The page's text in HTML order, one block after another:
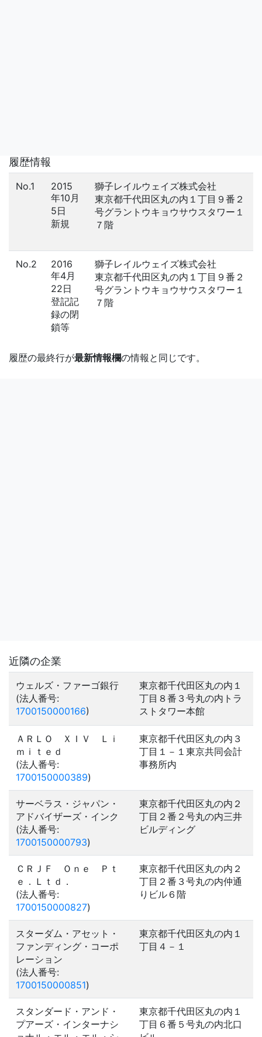
履歴情報
No.1
2015
年10月
5日
新規
獅子レイルウェイズ株式会社
東京都千代田区丸の内１丁目９番２
号グラントウキョウサウスタワー１
７階
No.2
2016
年4月
22日
登記記
録の閉
鎖等
獅子レイルウェイズ株式会社
東京都千代田区丸の内１丁目９番２
号グラントウキョウサウスタワー１
７階
履歴の最終行が最新情報欄の情報と同じです。
近隣の企業
ウェルズ・ファーゴ銀行
(法人番号:
1700150000166)
東京都千代田区丸の内１
丁目８番３号丸の内トラ
ストタワー本館
ＡＲＬＯ ＸＩＶ Ｌｉ
ｍｉｔｅｄ
(法人番号:
1700150000389)
東京都千代田区丸の内３
丁目１－１東京共同会計
事務所内
サーベラス・ジャパン・
アドバイザーズ・インク
(法人番号:
1700150000793)
東京都千代田区丸の内２
丁目２番２号丸の内三井
ビルディング
ＣＲＪＦ Ｏｎｅ Ｐｔ
ｅ．Ｌｔｄ．
(法人番号:
1700150000827)
東京都千代田区丸の内２
丁目２番３号丸の内仲通
りビル６階
スターダム・アセット・
ファンディング・コーポ
レーション
(法人番号:
1700150000851)
東京都千代田区丸の内１
丁目４－１
スタンダード・アンド・
プアーズ・インターナシ
東京都千代田区丸の内１
丁目６番５号丸の内北口